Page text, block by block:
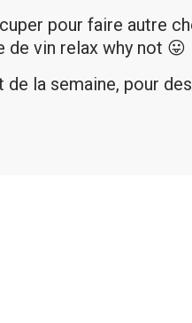
pour faire autre
de vin relax why not 😛
de la semaine, pour des